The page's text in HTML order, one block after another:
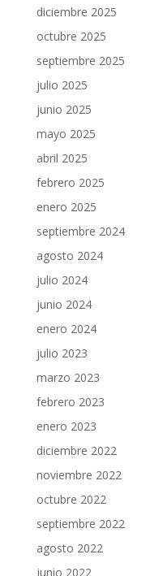
diciembre 2025
octubre 2025
septiembre 2025
julio 2025
junio 2025
mayo 2025
abril 2025
febrero 2025
enero 2025
septiembre 2024
agosto 2024
julio 2024
junio 2024
enero 2024
julio 2023
marzo 2023
febrero 2023
enero 2023
diciembre 2022
noviembre 2022
octubre 2022
septiembre 2022
agosto 2022
junio 2022